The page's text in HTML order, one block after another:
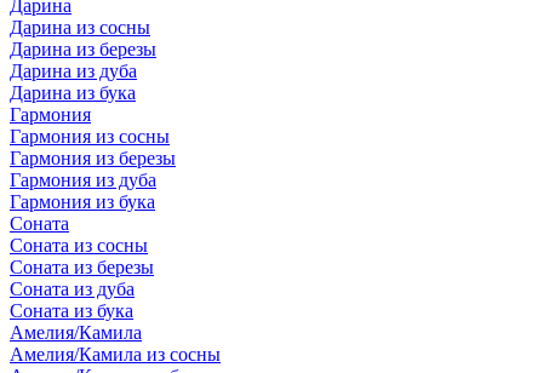
Дарина
Дарина из сосны
Дарина из березы
Дарина из дуба
Дарина из бука
Гармония
Гармония из сосны
Гармония из березы
Гармония из дуба
Гармония из бука
Соната
Соната из сосны
Соната из березы
Соната из дуба
Соната из бука
Амелия/Камила
Амелия/Камила из сосны